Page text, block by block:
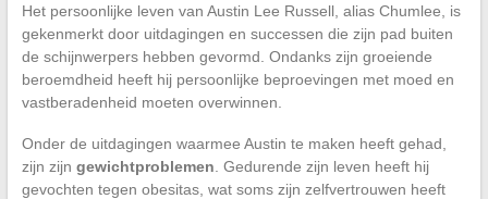
Het persoonlijke leven van Austin Lee Russell, alias Chumlee, is
gekenmerkt door uitdagingen en successen die zijn pad buiten
de schijnwerpers hebben gevormd. Ondanks zijn groeiende
beroemdheid heeft hij persoonlijke beproevingen met moed en
vastberadenheid moeten overwinnen.
Onder de uitdagingen waarmee Austin te maken heeft gehad,
zijn zijn gewichtproblemen . Gedurende zijn leven heeft hij
gevochten tegen obesitas, wat soms zijn zelfvertrouwen heeft